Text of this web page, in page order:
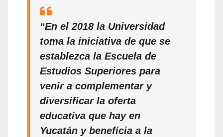
“En el 2018 la Universidad
toma la iniciativa de que se
establezca la Escuela de
Estudios Superiores para
venir a complementar y
diversificar la oferta
educativa que hay en
Yucatán y beneficia a la